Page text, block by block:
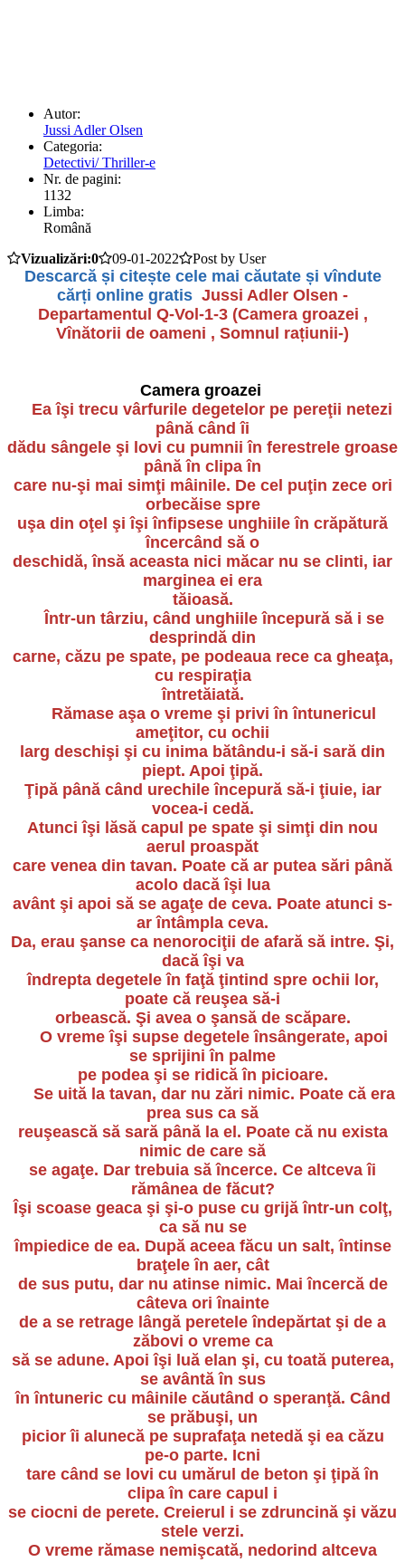
Autor:
Jussi Adler Olsen
Categoria:
Detectivi/ Thriller-e
Nr. de pagini:
1132
Limba:
Română
Vizualizări:0
09-01-2022 Post by User
Descarcă și citește cele mai căutate și vîndute
cărți online gratis Jussi Adler Olsen -
Departamentul Q-Vol-1-3 (Camera groazei ,
Vînătorii de oameni , Somnul rațiunii-)
Camera groazei
Ea îşi trecu vârfurile degetelor pe pereţii netezi
până când îi
dădu sângele şi lovi cu pumnii în ferestrele groase
până în clipa în
care nu-şi mai simţi mâinile. De cel puţin zece ori
orbecăise spre
uşa din oţel şi îşi înfipsese unghiile în crăpătură
încercând să o
deschidă, însă aceasta nici măcar nu se clinti, iar
marginea ei era
tăioasă.
Într-un târziu, când unghiile începură să i se
desprindă din
carne, căzu pe spate, pe podeaua rece ca gheaţa,
cu respiraţia
întretăiată.
Rămase aşa o vreme şi privi în întunericul
ameţitor, cu ochii
larg deschişi şi cu inima bătându-i să-i sară din
piept. Apoi ţipă.
Ţipă până când urechile începură să-i ţiuie, iar
vocea-i cedă.
Atunci îşi lăsă capul pe spate şi simţi din nou
aerul proaspăt
care venea din tavan. Poate că ar putea sări până
acolo dacă îşi lua
avânt şi apoi să se agaţe de ceva. Poate atunci s-
ar întâmpla ceva.
Da, erau şanse ca nenorociţii de afară să intre. Şi,
dacă îşi va
îndrepta degetele în faţă ţintind spre ochii lor,
poate că reuşea să-i
orbească. Şi avea o şansă de scăpare.
O vreme îşi supse degetele însângerate, apoi
se sprijini în palme
pe podea şi se ridică în picioare.
Se uită la tavan, dar nu zări nimic. Poate că era
prea sus ca să
reuşească să sară până la el. Poate că nu exista
nimic de care să
se agaţe. Dar trebuia să încerce. Ce altceva îi
rămânea de făcut?
Îşi scoase geaca şi şi-o puse cu grijă într-un colţ,
ca să nu se
împiedice de ea. După aceea făcu un salt, întinse
braţele în aer, cât
de sus putu, dar nu atinse nimic. Mai încercă de
câteva ori înainte
de a se retrage lângă peretele îndepărtat şi de a
zăbovi o vreme ca
să se adune. Apoi îşi luă elan şi, cu toată puterea,
se avântă în sus
în întuneric cu mâinile căutând o speranţă. Când
se prăbuşi, un
picior îi alunecă pe suprafaţa netedă şi ea căzu
pe-o parte. Icni
tare când se lovi cu umărul de beton şi ţipă în
clipa în care capul i
se ciocni de perete. Creierul i se zdruncină şi văzu
stele verzi.
O vreme rămase nemişcată, nedorind altceva